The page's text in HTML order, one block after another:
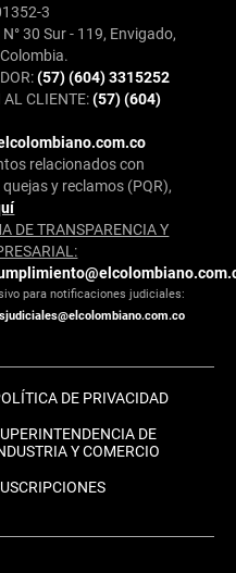
3
30 Sur - 119, Envigado,
(57) (604) 3315252
AL CLIENTE:(57) (604)
relacionados con
y reclamos (PQR),
DE TRANSPARENCIA Y
para notificaciones judiciales:
DE PRIVACIDAD
DE
Y COMERCIO